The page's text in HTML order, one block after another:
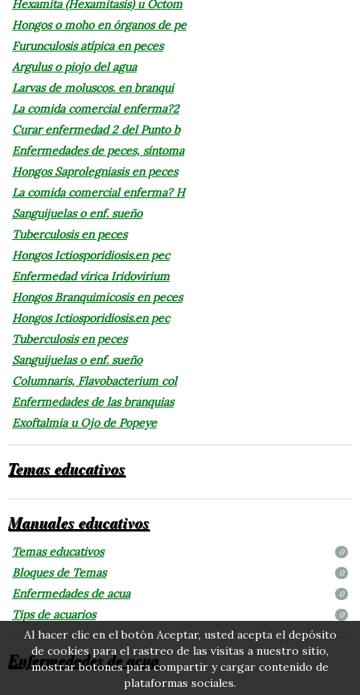
Hexamita (Hexamitasis) u Octom
Hongos o moho en órganos de pe
Furunculosis atípica en peces
Argulus o piojo del agua
Larvas de moluscos. en branqui
La comida comercial enferma?2
Curar enfermedad 2 del Punto b
Enfermedades de peces, síntoma
Hongos Saprolegniasis en peces
La comida comercial enferma? H
Sanguijuelas o enf. sueño
Tuberculosis en peces
Hongos Ictiosporidiosis.en pec
Enfermedad vírica Iridovirium
Hongos Branquimicosis en peces
Hongos Ictiosporidiosis.en pec
Tuberculosis en peces
Sanguijuelas o enf. sueño
Columnaris, Flavobacterium col
Enfermedades de las branquias
Exoftalmia u Ojo de Popeye
Temas educativos
Manuales educativos
Temas educativos 0
Bloques de Temas 0
Enfermedades de acua 0
Tips de acuarios 0
Enfermedades de acua
Al hacer clic en el botón Aceptar, usted acepta el depósito
de cookies para el rastreo de las visitas a nuestro sitio,
mostrar botones para compartir y cargar contenido de
plataformas sociales.